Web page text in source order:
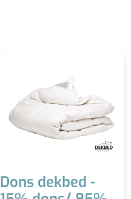
Dons dekbed -
Uitstekende kwaliteit
Duurzaam
Downafresh keurmerk
Mindere kwaliteit dan
ganzendons